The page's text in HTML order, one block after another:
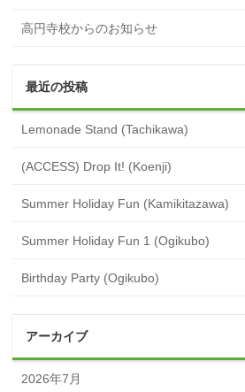
高円寺校からのお知らせ
最近の投稿
Lemonade Stand (Tachikawa)
(ACCESS) Drop It! (Koenji)
Summer Holiday Fun (Kamikitazawa)
Summer Holiday Fun 1 (Ogikubo)
Birthday Party (Ogikubo)
アーカイブ
2026年7月